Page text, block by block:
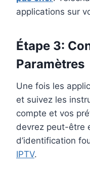
applications sur
Étape 3:
Paramètres
Une fois les
et suivez les
compte et vos
devrez peut-être
d’identification
IPTV.